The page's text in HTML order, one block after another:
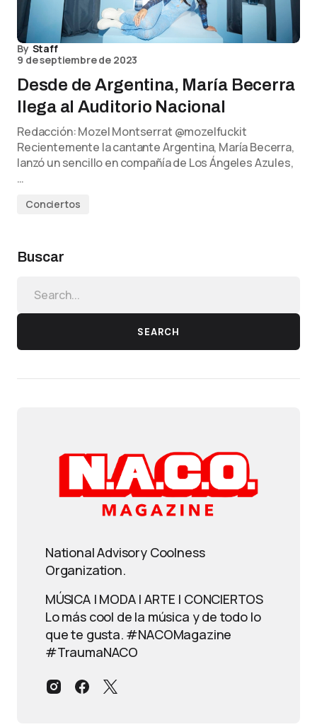
By Staff
9 de septiembre de 2023
Desde de Argentina, María Becerra
llega al Auditorio Nacional
Redacción: Mozel Montserrat @mozelfuckit
Recientemente la cantante Argentina, María Becerra,
lanzó un sencillo en compañía de Los Ángeles Azules,
…
Conciertos
Buscar
SEARCH
National Advisory Coolness
Organization.
MÚSICA | MODA | ARTE | CONCIERTOS
Lo más cool de la música y de todo lo
que te gusta. #NACOMagazine
#TraumaNACO